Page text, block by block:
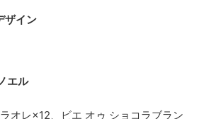
ザイン
エル
オレ×12、ビエ オゥ ショコラブラン